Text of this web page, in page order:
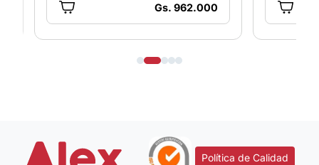
Gs. 962.000
Política de Calidad